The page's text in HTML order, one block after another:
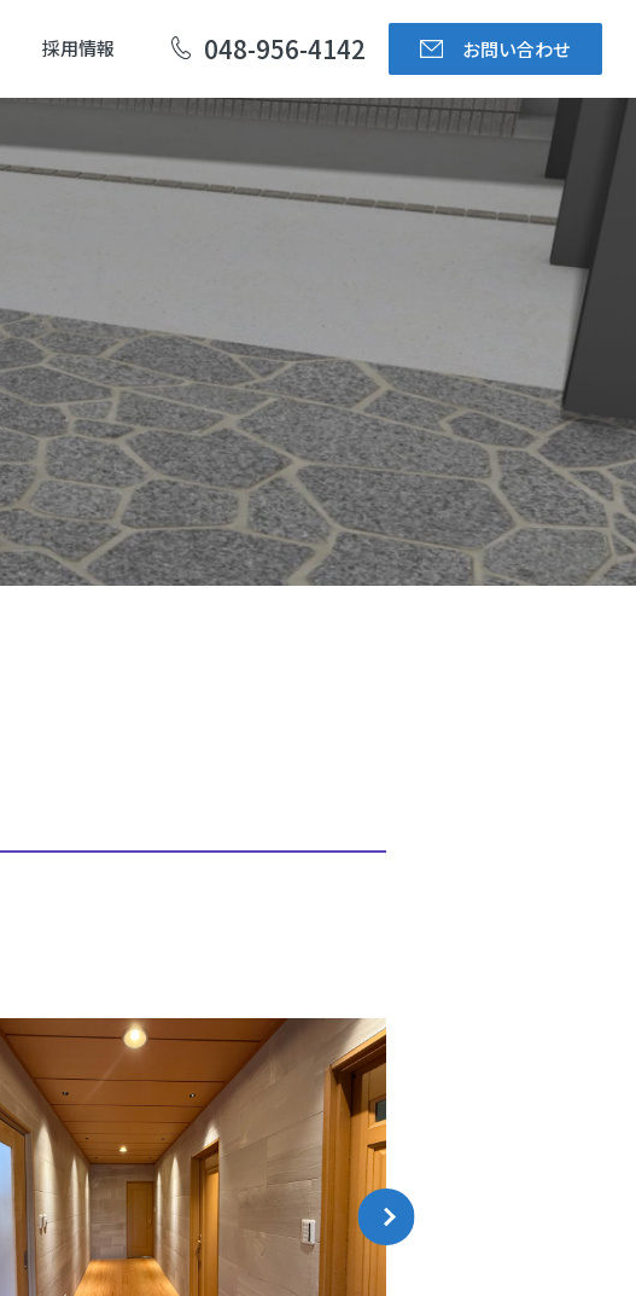
採用情報 048-956-4142 お問い合わせ